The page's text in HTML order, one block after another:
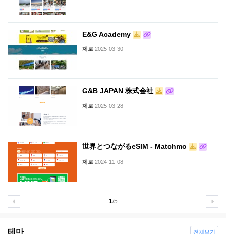
E&G Academy
제로 2025-03-30
G&B JAPAN 株式会社
제로 2025-03-28
世界とつながるeSIM - Matchmo
제로 2024-11-08
1/5
테마 전체보기